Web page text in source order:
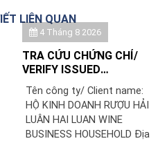
LIÊN QUAN
4 Tháng 8 2026
TRA CỨU CHỨNG CHỈ/
VERIFY ISSUED
DOANH RƯỢU HẢI LUÂN
Tên công ty/ Client name:
HỘ KINH DOANH RƯỢU HẢI
LUÂN HAI LUAN WINE
BUSINESS HOUSEHOLD Địa